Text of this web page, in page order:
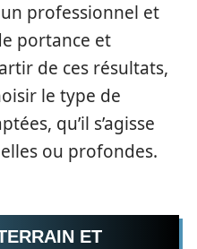
professionnel et
portance et
de ces résultats,
le type de
qu’il s’agisse
ou profondes.
ET